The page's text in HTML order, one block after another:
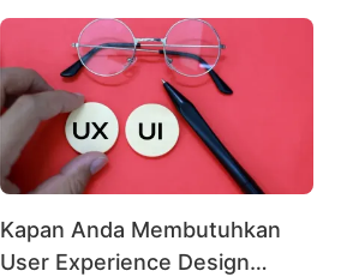
Kapan Anda Membutuhkan
User Experience Design